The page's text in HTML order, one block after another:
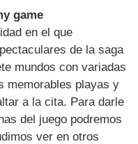
game
en el que
de la saga
mundos con variadas
memorables playas y
a la cita. Para darle
del juego podremos
ver en otros